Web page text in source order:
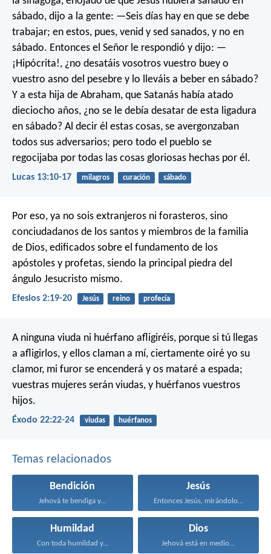
sábado, dijo a la gente: —Seis días hay en que se debe
trabajar; en estos, pues, venid y sed sanados, y no en
sábado. Entonces el Señor le respondió y dijo: —
¡Hipócrita!, ¿no desatáis vosotros vuestro buey o
vuestro asno del pesebre y lo lleváis a beber en sábado?
Y a esta hija de Abraham, que Satanás había atado
dieciocho años, ¿no se le debía desatar de esta ligadura
en sábado? Al decir él estas cosas, se avergonzaban
todos sus adversarios; pero todo el pueblo se
regocijaba por todas las cosas gloriosas hechas por él.
Lucas 13:10-17 milagros curación sábado
Por eso, ya no sois extranjeros ni forasteros, sino
conciudadanos de los santos y miembros de la familia
de Dios, edificados sobre el fundamento de los
apóstoles y profetas, siendo la principal piedra del
ángulo Jesucristo mismo.
Efesios 2:19-20 Jesús reino profecía
A ninguna viuda ni huérfano afligiréis, porque si tú llegas
a afligirlos, y ellos claman a mí, ciertamente oiré yo su
clamor, mi furor se encenderá y os mataré a espada;
vuestras mujeres serán viudas, y huérfanos vuestros
hijos.
Éxodo 22:22-24 viudas huérfanos
Temas relacionados
Bendición
Jehová te bendiga y...
Jesús
Entonces Jesús, mirándolos, dijo...
Humildad
Con toda humildad y...
Dios
Jehová está en medio...